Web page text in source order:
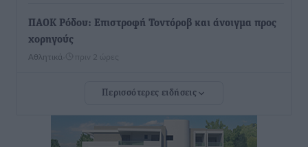
ΠΑΟΚ Ρόδου: Επιστροφή Τοντόροβ και άνοιγμα προς
χορηγούς
Αθλητικά πριν 2 ώρες
Rhodes Beyond Summer – Εκεί που το καλοκαίρι
πριν 2 ώρες
Περισσότερες ειδήσεις